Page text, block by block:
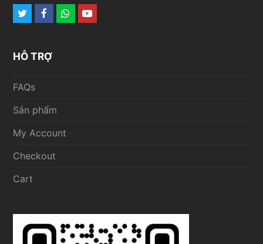
TwitterFacebook
Whatsapp
Youtube
HỖ TRỢ
FAQs
Sản phẩm
My Account
Checkout
Cart